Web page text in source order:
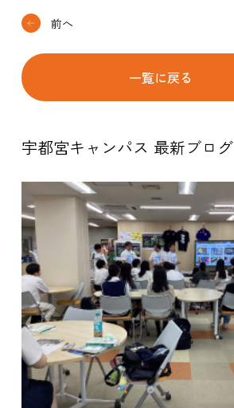
前へ
一覧に戻る
宇都宮キャンパス 最新ブログ